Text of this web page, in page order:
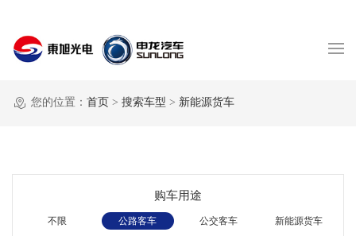
您的位置： 首页 > 搜索车型 > 新能源货车
购车用途
不限 公路客车 公交客车 新能源货车